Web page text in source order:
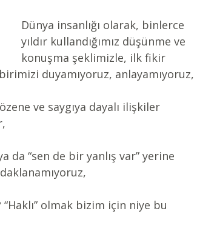
Dünya insanlığı olarak, binlerce
yıldır kullandığımız düşünme ve
konuşma şeklimizle, ilk fikir
duyamıyoruz, anlayamıyoruz,
ve saygıya dayalı ilişkiler
da “sen de bir yanlış var” yerine
olmak bizim için niye bu